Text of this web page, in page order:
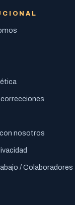
nosotros
/ Colaboradores